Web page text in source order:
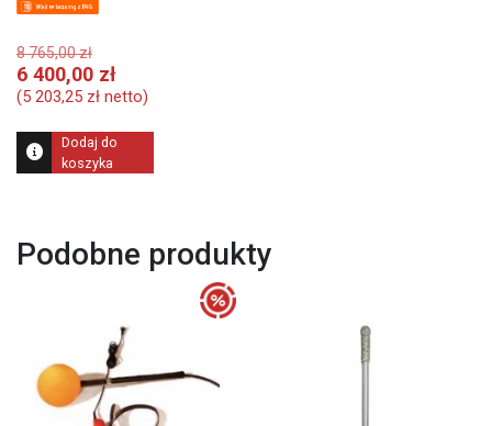
8 765,00złPierwotna
cena
wynosiła:
765,00 zł.
6 400,00 zł
6
(5 203,25 zł netto)
Dodaj do
koszyka
Podobne produkty